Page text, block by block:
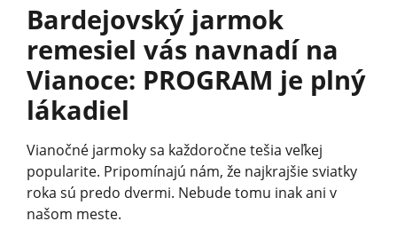
Bardejovský jarmok
remesiel vás navnadí na
Vianoce: PROGRAM je plný
lákadiel
Vianočné jarmoky sa každoročne tešia veľkej
popularite. Pripomínajú nám, že najkrajšie sviatky
roka sú predo dvermi. Nebude tomu inak ani v
našom meste.